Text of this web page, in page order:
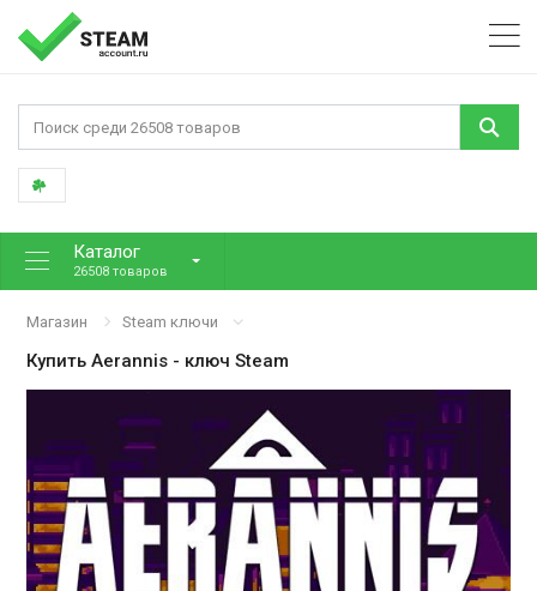
Каталог
26508 товаров
Магазин Steam ключи
КупитьAerannis - ключ Steam